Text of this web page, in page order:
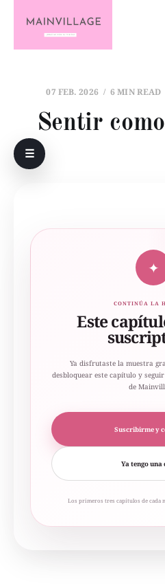
07 FEB. 2026 6 MIN READ
Sentir
☰
✦
CONTINÚA LA
Este
Ya disfrutaste la muestra
desbloquear este capítulo y
de
Suscribirme y
Ya tengo una
Los primeros tres capítulos de cada